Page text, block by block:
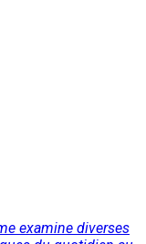
examine diverses